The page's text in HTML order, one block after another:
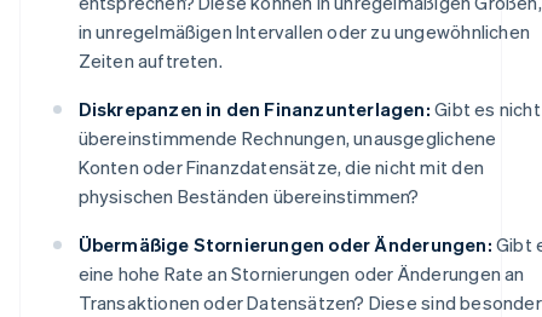
in unregelmäßigen Intervallen oder zu ungewöhnlichen
Zeiten auftreten.
Diskrepanzen in den Finanzunterlagen: Gibt es nicht
übereinstimmende Rechnungen, unausgeglichene
Konten oder Finanzdatensätze, die nicht mit den
physischen Beständen übereinstimmen?
Übermäßige Stornierungen oder Änderungen: Gibt
eine hohe Rate an Stornierungen oder Änderungen an
Transaktionen oder Datensätzen? Diese sind